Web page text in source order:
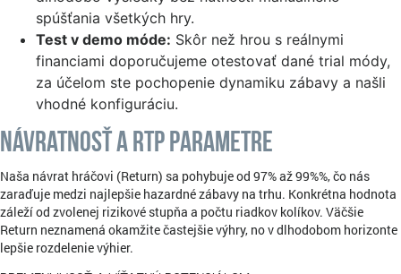
spúšťania všetkých hry.
Test v demo móde: Skôr než hrou s reálnymi
financiami doporučujeme otestovať dané trial módy,
za účelom ste pochopenie dynamiku zábavy a našli
vhodné konfiguráciu.
Návratnosť a RTP parametre
Naša návrat hráčovi (Return) sa pohybuje od 97% až 99%%, čo nás
zaraďuje medzi najlepšie hazardné zábavy na trhu. Konkrétna hodnota
záleží od zvolenej rizikové stupňa a počtu riadkov kolíkov. Väčšie
Return neznamená okamžite častejšie výhry, no v dlhodobom horizonte
lepšie rozdelenie výhier.